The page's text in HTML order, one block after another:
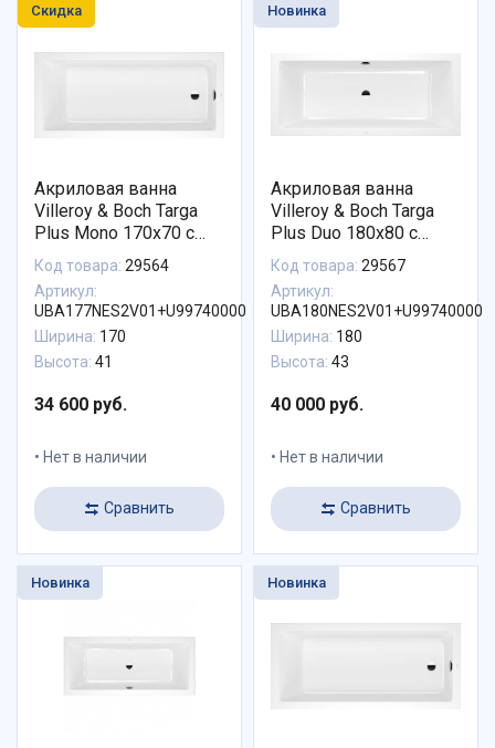
Скидка
Акриловая ванна
Villeroy & Boch Targa
Plus Mono 170x70 с
ножками в комплекте
UBA177NES2V01+U99740000
Код товара: 29564
Артикул:
UBA177NES2V01+U99740000
Ширина: 170
Высота: 41
34 600 руб.
Нет в наличии
Сравнить
Новинка
Акриловая ванна
Villeroy & Boch Targa
Plus Duo 180x80 с
ножками в комплекте
Код товара: 29567
Артикул:
UBA180NES2V01+U99740000
Ширина: 180
Высота: 43
40 000 руб.
Нет в наличии
Сравнить
Новинка Новинка